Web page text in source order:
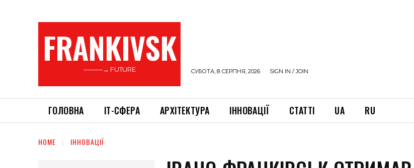
FRANKIVSK
———→ FUTURE СУБОТА, 8 СЕРПНЯ, 2026 SIGN IN / JOIN
ГОЛОВНА ІТ-СФЕРА АРХІТЕКТУРА ІННОВАЦІЇ СТАТТІ UA RU
HOME ІННОВАЦІЇ